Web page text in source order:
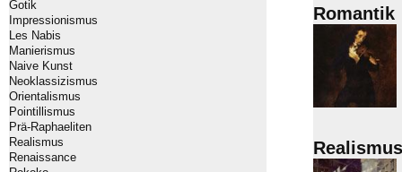
Gotik
Impressionismus
Les Nabis
Manierismus
Naive Kunst
Neoklassizismus
Orientalismus
Pointillismus
Prä-Raphaeliten
Realismus
Renaissance
Romantik
Realismus